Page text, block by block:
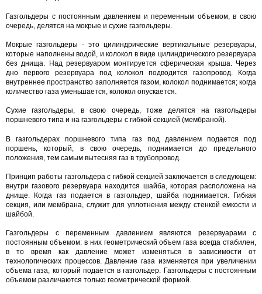
Газгольдеры с постоянным давлением и переменным объемом, в свою
очередь, делятся на мокрые и сухие газгольдеры.
Мокрые газгольдеры - это цилиндрические вертикальные резервуары,
которые наполнены водой, и колокол в виде цилиндрического резервуара
без днища. Над резервуаром монтируется сферическая крыша. Через
дно первого резервуара под колокол подводится газопровод. Когда
внутреннее пространство заполняется газом, колокол поднимается; когда
количество газа уменьшается, колокол опускается.
Сухие газгольдеры, в свою очередь, тоже делятся на газгольдеры
поршневого типа и на газгольдеры с гибкой секцией (мембраной).
В газгольдерах поршневого типа газ под давлением подается под
поршень, который, в свою очередь, поднимается до предельного
положения, тем самым вытесняя газ в трубопровод.
Принцип работы газгольдера с гибкой секцией заключается в следующем:
внутри газового резервуара находится шайба, которая расположена на
днище. Когда газ подается в газгольдер, шайба поднимается. Гибкая
секция, или мембрана, служит для уплотнения между стенкой емкости и
шайбой.
Газгольдеры с переменным давлением являются резервуарами с
постоянным объемом: в них геометрический объем газа всегда стабилен,
в то время как давление может изменяться в зависимости от
технологических процессов. Давление газа изменяется при увеличении
объема газа, который подается в газгольдер. Газгольдеры с постоянным
объемом различаются только геометрической формой.